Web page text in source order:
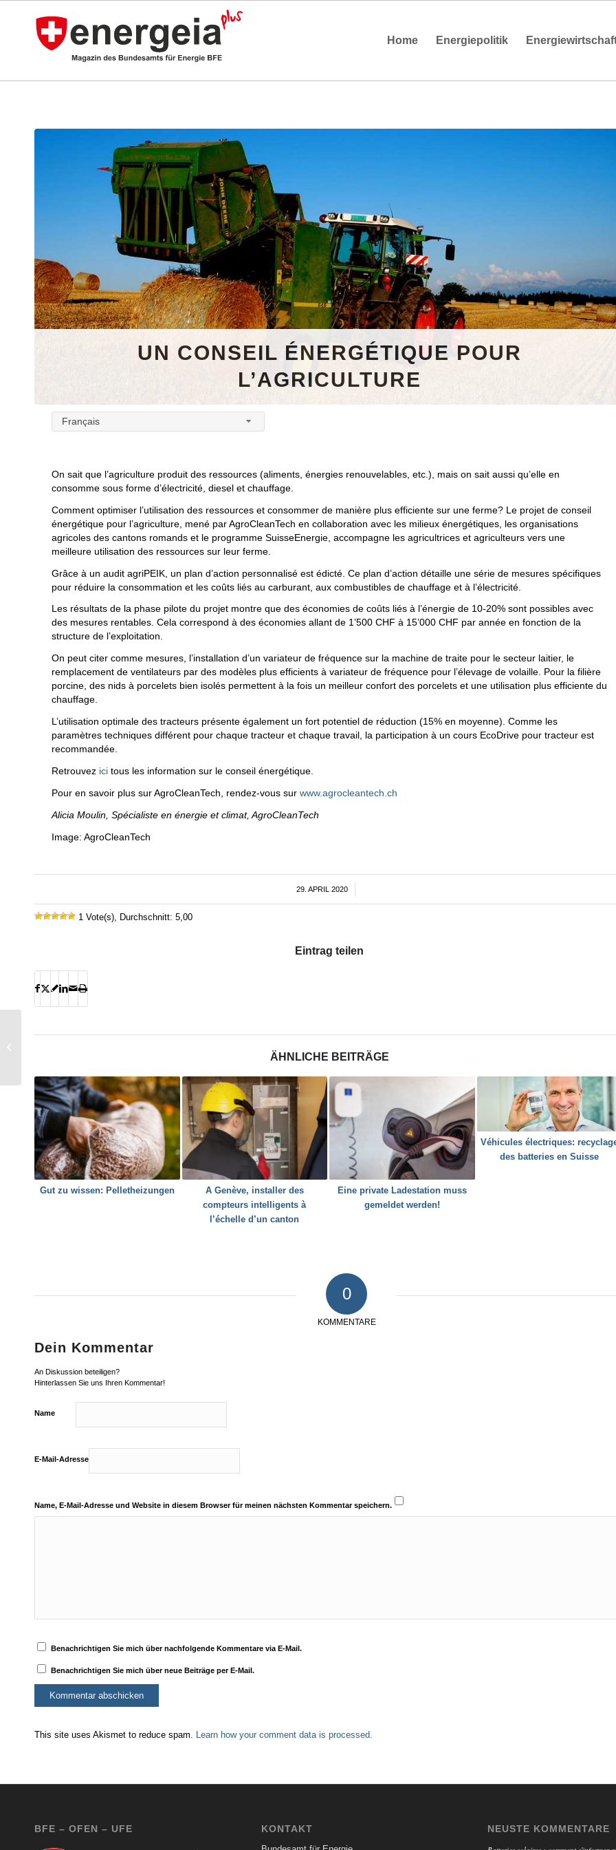
Home Energiepolitik
UN CONSEIL ÉNERGÉTIQUE POUR
L’AGRICULTURE
Français
On sait que l’agriculture produit des ressources (aliments, énergies renouvelables, etc.), mais on sait aussi qu’elle en
consomme sous forme d’électricité, diesel et chauffage.
Comment optimiser l’utilisation des ressources et consommer de manière plus efficiente sur une ferme? Le projet de conseil
énergétique pour l’agriculture, mené par AgroCleanTech en collaboration avec les milieux énergétiques, les organisations
agricoles des cantons romands et le programme SuisseEnergie, accompagne les agricultrices et agriculteurs vers une
meilleure utilisation des ressources sur leur ferme.
Grâce à un audit agriPEIK, un plan d’action personnalisé est édicté. Ce plan d’action détaille une série de mesures spécifiques
pour réduire la consommation et les coûts liés au carburant, aux combustibles de chauffage et à l’électricité.
Les résultats de la phase pilote du projet montre que des économies de coûts liés à l’énergie de 10-20% sont possibles avec
des mesures rentables. Cela correspond à des économies allant de 1’500 CHF à 15’000 CHF par année en fonction de la
structure de l’exploitation.
On peut citer comme mesures, l’installation d’un variateur de fréquence sur la machine de traite pour le secteur laitier, le
remplacement de ventilateurs par des modèles plus efficients à variateur de fréquence pour l’élevage de volaille. Pour la filière
porcine, des nids à porcelets bien isolés permettent à la fois un meilleur confort des porcelets et une utilisation plus efficiente du
chauffage.
L’utilisation optimale des tracteurs présente également un fort potentiel de réduction (15% en moyenne). Comme les
paramètres techniques différent pour chaque tracteur et chaque travail, la participation à un cours EcoDrive pour tracteur est
recommandée.
Retrouvez ici tous les information sur le conseil énergétique.
Pour en savoir plus sur AgroCleanTech, rendez-vous sur www.agrocleantech.ch
Alicia Moulin, Spécialiste en énergie et climat, AgroCleanTech
Image: AgroCleanTech
29. APRIL 2020
/
1 Vote(s), Durchschnitt: 5,00
Eintrag teilen
ÄHNLICHE BEITRÄGE
Gut zu wissen: Pelletheizungen
A Genève, installer des
compteurs intelligents à
l’échelle d’un canton
Eine private Ladestation muss
gemeldet werden!
Véhicules électriques:
des batteries en Suisse
0
KOMMENTARE
Dein Kommentar
An Diskussion beteiligen?
Hinterlassen Sie uns Ihren Kommentar!
Name
E-Mail-Adresse
Name, E-Mail-Adresse und Website in diesem Browser für meinen nächsten Kommentar speichern.
Benachrichtigen Sie mich über nachfolgende Kommentare via E-Mail.
Benachrichtigen Sie mich über neue Beiträge per E-Mail.
This site uses Akismet to reduce spam. Learn how your comment data is processed.
BFE – OFEN – UFE KONTAKT NEUSTE KOMMENTARE
Besser wohnen – Tipps